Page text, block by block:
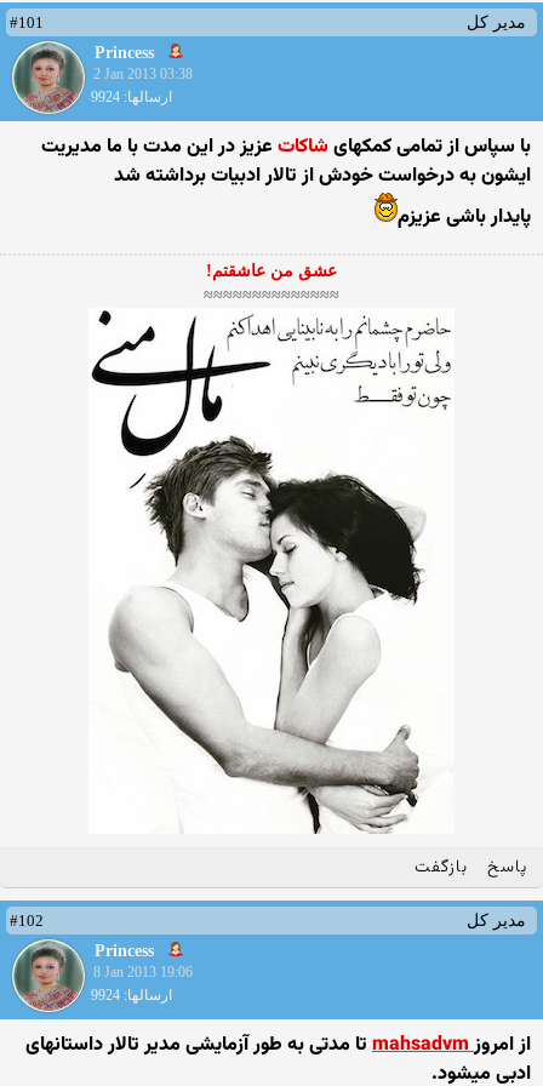
مدیر کل
#101
Princess
2 Jan 2013 03:38
ارسالها: 9924
با سپاس از تمامی کمکهایشاکات عزیز در این مدت با ما مدیریت
ایشون به درخواست خودش از تالار ادبیات برداشته شد
پایدار باشی عزیزم
عشق من عاشقتم!
≈≈≈≈≈≈≈≈≈≈≈≈≈≈
پاسخ بازگفت
مدیر کل
#102
Princess
8 Jan 2013 19:06
ارسالها: 9924
از امروزmahsadvm تا مدتی به طور آزمایشی مدیر تالار داستانهای
ادبی میشود.